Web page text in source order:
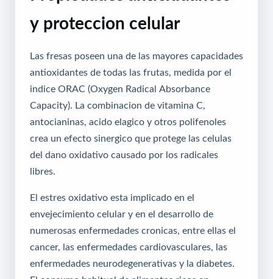
y proteccion celular
Las fresas poseen una de las mayores capacidades
antioxidantes de todas las frutas, medida por el
indice ORAC (Oxygen Radical Absorbance
Capacity). La combinacion de vitamina C,
antocianinas, acido elagico y otros polifenoles
crea un efecto sinergico que protege las celulas
del dano oxidativo causado por los radicales
libres.
El estres oxidativo esta implicado en el
envejecimiento celular y en el desarrollo de
numerosas enfermedades cronicas, entre ellas el
cancer, las enfermedades cardiovasculares, las
enfermedades neurodegenerativas y la diabetes.